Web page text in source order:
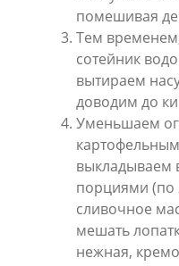
помешивая
Тем
сотейник
вытираем
доводим до
Уменьшаем
выкладываем
порциями (по
сливочное
мешать
нежная,